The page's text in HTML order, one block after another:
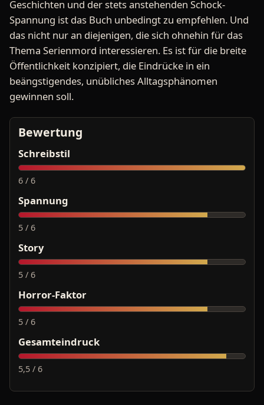
Geschichten und der stets anstehenden Schock-
Spannung ist das Buch unbedingt zu empfehlen. Und
das nicht nur an diejenigen, die sich ohnehin für das
Thema Serienmord interessieren. Es ist für die breite
Öffentlichkeit konzipiert, die Eindrücke in ein
beängstigendes, unübliches Alltagsphänomen
gewinnen soll.
Bewertung
Schreibstil
6 / 6
Spannung
5 / 6
Story
5 / 6
Horror-Faktor
5 / 6
Gesamteindruck
5,5 / 6